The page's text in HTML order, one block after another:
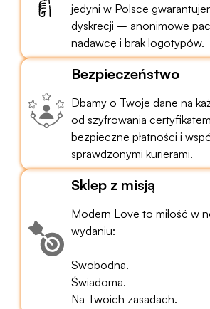
jedyni w Polsce
dyskrecji – anonimowe
nadawcę i brak logotypów.
Bezpieczeństwo
Dbamy o Twoje dane na
od szyfrowania
bezpieczne płatności i
sprawdzonymi kurierami.
Sklep z misją
Modern Love to miłość w
wydaniu:
Swobodna.
Świadoma.
Na Twoich zasadach.